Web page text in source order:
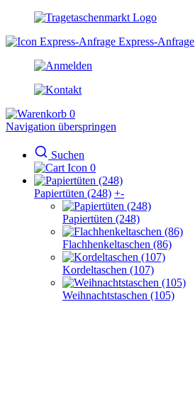
Express-Anfrage
0
Navigation überspringen
Suchen
0
Papiertüten (248) +-
Papiertüten (248)
Flachhenkeltaschen (86)
Kordeltaschen (107)
Weihnachtstaschen (105)